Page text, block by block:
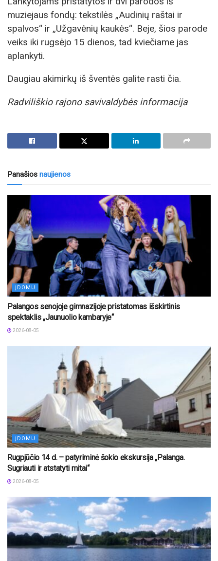
muziejaus fondų: tekstilės „Audinių raštai ir
spalvos“ ir „Užgavėnių kaukės“. Beje, šios parode
veiks iki rugsėjo 15 dienos, tad kviečiame jas
aplankyti.
Daugiau akimirkų iš šventės galite rasti čia.
Radviliškio rajono savivaldybės informacija
Panašios naujienos
ĮDOMU
Palangos senojoje gimnazijoje pristatomas išskirtinis
spektaklis „Jaunuolio kambaryje“
2026-08-05
ĮDOMU
Rugpjūčio 14 d. – patyriminė šokio ekskursija „Palanga.
Sugriauti ir atstatyti mitai“
2026-08-05